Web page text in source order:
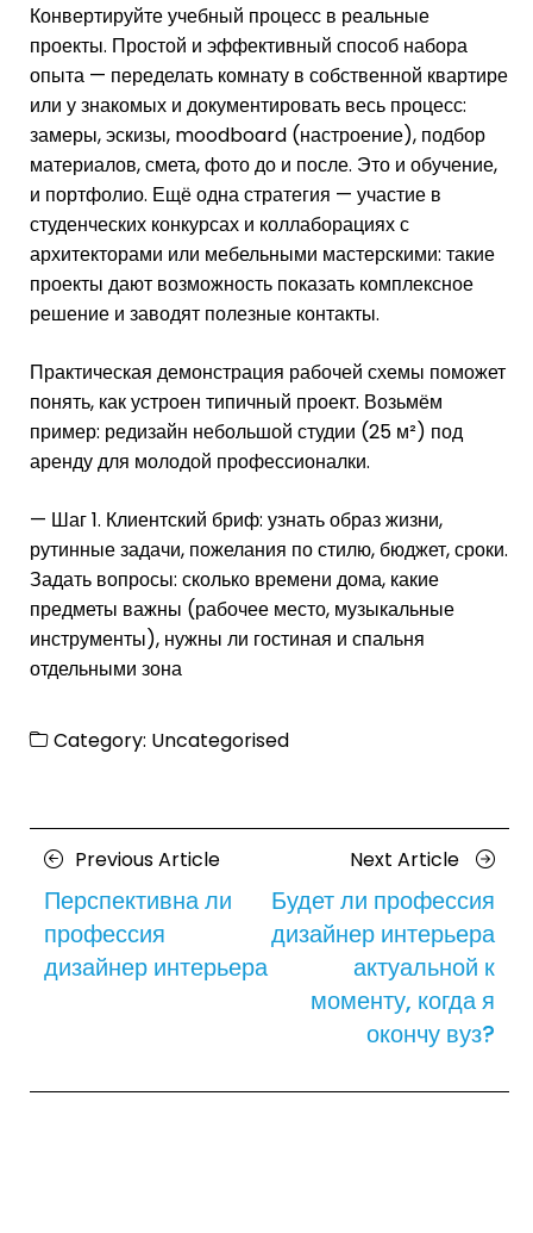
Конвертируйте учебный процесс в реальные
проекты. Простой и эффективный способ набора
опыта — переделать комнату в собственной квартире
или у знакомых и документировать весь процесс:
замеры, эскизы, moodboard (настроение), подбор
материалов, смета, фото до и после. Это и обучение,
и портфолио. Ещё одна стратегия — участие в
студенческих конкурсах и коллаборациях с
архитекторами или мебельными мастерскими: такие
проекты дают возможность показать комплексное
решение и заводят полезные контакты.
Практическая демонстрация рабочей схемы поможет
понять, как устроен типичный проект. Возьмём
пример: редизайн небольшой студии (25 м²) под
аренду для молодой профессионалки.
— Шаг 1. Клиентский бриф: узнать образ жизни,
рутинные задачи, пожелания по стилю, бюджет, сроки.
Задать вопросы: сколько времени дома, какие
предметы важны (рабочее место, музыкальные
инструменты), нужны ли гостиная и спальня
отдельными зона
Category: Uncategorised
Posts
navigation
Previous ArticlePrevious
Article
Перспективна ли
профессия
дизайнер интерьера
Next Article
Next
Article
Будет ли профессия
дизайнер интерьера
актуальной к
моменту, когда я
окончу вуз?